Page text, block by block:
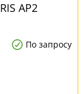
AP2
По запросу